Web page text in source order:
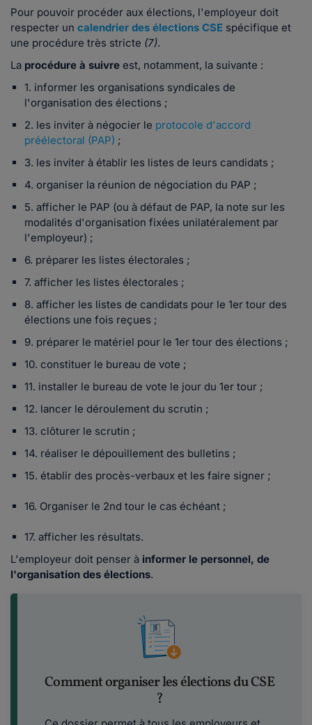
Pour pouvoir procéder aux élections, l'employeur doit
respecter un calendrier des élections CSE spécifique et
une procédure très stricte (7).
La procédure à suivre est, notamment, la suivante :
1. informer les organisations syndicales de
l'organisation des élections ;
2. les inviter à négocier le protocole d'accord
préélectoral (PAP) ;
3. les inviter à établir les listes de leurs candidats ;
4. organiser la réunion de négociation du PAP ;
5. afficher le PAP (ou à défaut de PAP, la note sur les
modalités d'organisation fixées unilatéralement par
l'employeur) ;
6. préparer les listes électorales ;
7. afficher les listes électorales ;
8. afficher les listes de candidats pour le 1er tour des
élections une fois reçues ;
9. préparer le matériel pour le 1er tour des élections ;
10. constituer le bureau de vote ;
11. installer le bureau de vote le jour du 1er tour ;
12. lancer le déroulement du scrutin ;
13. clôturer le scrutin ;
14. réaliser le dépouillement des bulletins ;
15. établir des procès-verbaux et les faire signer ;
16. Organiser le 2nd tour le cas échéant ;
17. afficher les résultats.
L'employeur doit penser à informer le personnel, de
l'organisation des élections.
Comment organiser les élections du CSE
?